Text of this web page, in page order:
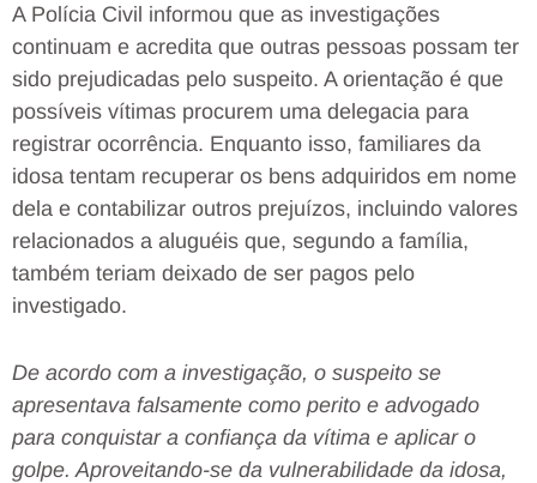
A Polícia Civil informou que as investigações
continuam e acredita que outras pessoas possam ter
sido prejudicadas pelo suspeito. A orientação é que
possíveis vítimas procurem uma delegacia para
registrar ocorrência. Enquanto isso, familiares da
idosa tentam recuperar os bens adquiridos em nome
dela e contabilizar outros prejuízos, incluindo valores
relacionados a aluguéis que, segundo a família,
também teriam deixado de ser pagos pelo
investigado.
De acordo com a investigação, o suspeito se
apresentava falsamente como perito e advogado
para conquistar a confiança da vítima e aplicar o
golpe. Aproveitando-se da vulnerabilidade da idosa,